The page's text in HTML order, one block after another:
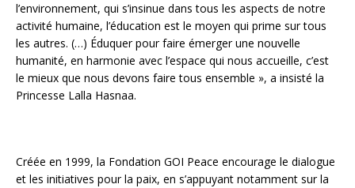
l’environnement, qui s’insinue dans tous les aspects de notre
activité humaine, l’éducation est le moyen qui prime sur tous
les autres. (…) Éduquer pour faire émerger une nouvelle
humanité, en harmonie avec l’espace qui nous accueille, c’est
le mieux que nous devons faire tous ensemble », a insisté la
Princesse Lalla Hasnaa.
Créée en 1999, la Fondation GOI Peace encourage le dialogue
et les initiatives pour la paix, en s’appuyant notamment sur la